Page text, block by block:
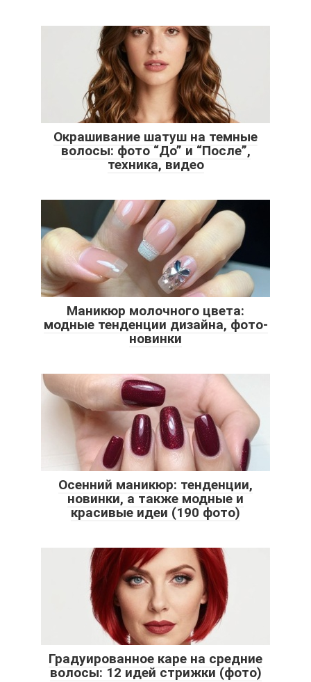
Окрашивание шатуш на темные
волосы: фото “До” и “После”,
техника, видео
Маникюр молочного цвета:
модные тенденции дизайна, фото-
новинки
Осенний маникюр: тенденции,
новинки, а также модные и
красивые идеи (190 фото)
Градуированное каре на средние
волосы: 12 идей стрижки (фото)